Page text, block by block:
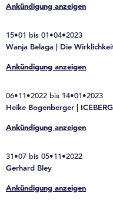
Ankündigung anzeigen
15•01 bis 01•04•2023
Wanja Belaga | Die
Ankündigung anzeigen
06•11•2022 bis 14•01•2023
Heike Bogenberger |
Ankündigung anzeigen
31•07 bis 05•11•2022
Gerhard Bley
Ankündigung anzeigen